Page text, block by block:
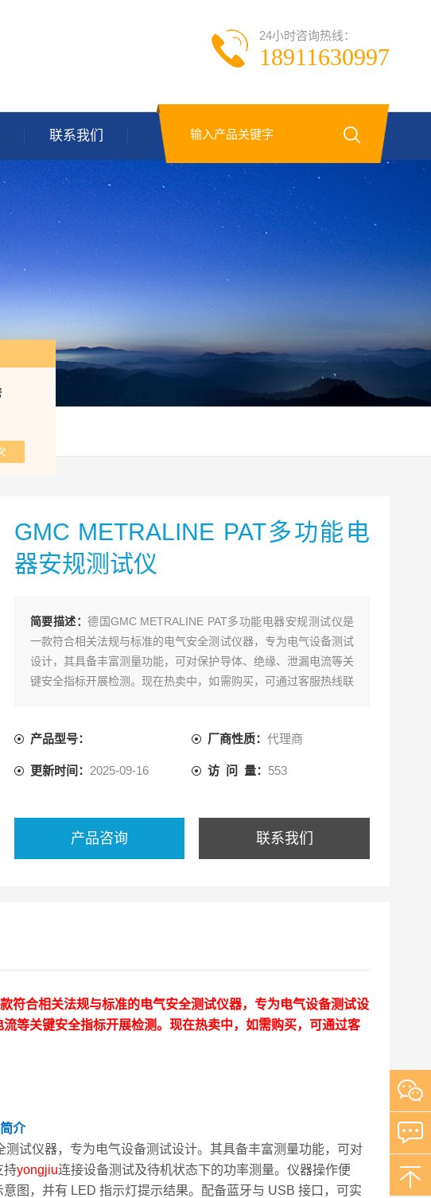
24小时咨询热线：
18911630997
联系我们
GMC METRALINE PAT多功能电
器安规测试仪
简要描述：德国GMC METRALINE PAT多功能电器安规测试仪是
一款符合相关法规与标准的电气安全测试仪器，专为电气设备测试
设计，其具备丰富测量功能，可对保护导体、绝缘、泄漏电流等关
键安全指标开展检测。现在热卖中，如需购买，可通过客服热线联
产品型号： 厂商性质：代理商
更新时间： 2025-09-16 访 问 量： 553
产品咨询 联系我们
符合相关法规与标准的电气安全测试仪器，专为电气设备测试设
等关键安全指标开展检测。现在热卖中，如需购买，可通过客
介
试仪器，专为电气设备测试设计。其具备丰富测量功能，可对
持yongjiu连接设备测试及待机状态下的功率测量。仪器操作便
图，并有 LED 指示灯提示结果。配备蓝牙与 USB 接口，可实